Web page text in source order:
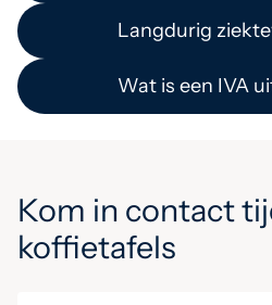
Langdurig
Wat is een IVA
Kom in contact
koffietafels